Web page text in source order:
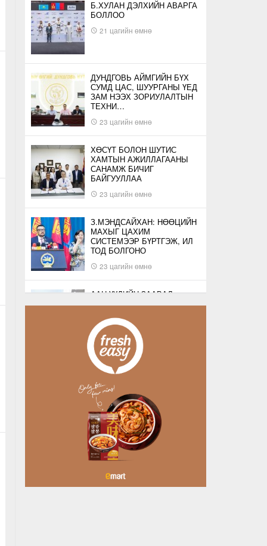
Б.ХУЛАН ДЭЛХИЙН АВАРГА
БОЛЛОО
21 цагийн өмнө
ДУНДГОВЬ АЙМГИЙН БҮХ
СУМД ЦАС, ШУУРГАНЫ ҮЕД
ЗАМ НЭЭХ ЗОРИУЛАЛТЫН
ТЕХНИ…
23 цагийн өмнө
ХӨСҮТ БОЛОН ШУТИС
ХАМТЫН АЖИЛЛАГААНЫ
САНАМЖ БИЧИГ
БАЙГУУЛЛАА
23 цагийн өмнө
З.МЭНДСАЙХАН: НӨӨЦИЙН
МАХЫГ ЦАХИМ
СИСТЕМЭЭР БҮРТГЭЖ, ИЛ
ТОД БОЛГОНО
23 цагийн өмнө
ААН-ҮҮДИЙН ЗААВАЛ
БҮРДҮҮЛДЭГ 103
БОЛГОЛОО
23 цагийн өмнө
НАТО-ГИЙН ЛОГИСТИКИЙН
ЧУХАЛ ТӨВ ЛЕЙПЦИГИЙН
НИСЭХ БУУДАЛД
БӨМБӨГТЭЙ ДРО…
Өчигдөр
БУЯНТ СУМАНД АЛГА
БОЛСОН 10 НАСТАЙ
ОХИНЫГ ЭРЭН ХАЙХ